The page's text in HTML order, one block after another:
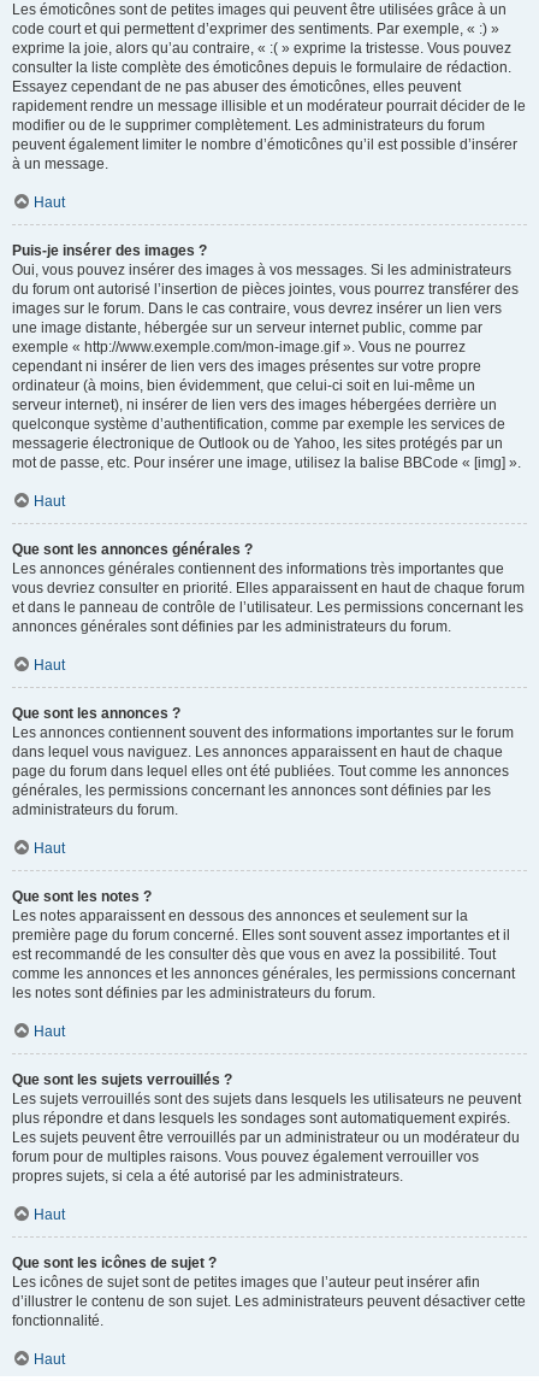
Les émoticônes sont de petites images qui peuvent être utilisées grâce à un
code court et qui permettent d’exprimer des sentiments. Par exemple, « :) »
exprime la joie, alors qu’au contraire, « :( » exprime la tristesse. Vous pouvez
consulter la liste complète des émoticônes depuis le formulaire de rédaction.
Essayez cependant de ne pas abuser des émoticônes, elles peuvent
rapidement rendre un message illisible et un modérateur pourrait décider de le
modifier ou de le supprimer complètement. Les administrateurs du forum
peuvent également limiter le nombre d’émoticônes qu’il est possible d’insérer
à un message.
Haut
Puis-je insérer des images ?
Oui, vous pouvez insérer des images à vos messages. Si les administrateurs
du forum ont autorisé l’insertion de pièces jointes, vous pourrez transférer des
images sur le forum. Dans le cas contraire, vous devrez insérer un lien vers
une image distante, hébergée sur un serveur internet public, comme par
exemple « http://www.exemple.com/mon-image.gif ». Vous ne pourrez
cependant ni insérer de lien vers des images présentes sur votre propre
ordinateur (à moins, bien évidemment, que celui-ci soit en lui-même un
serveur internet), ni insérer de lien vers des images hébergées derrière un
quelconque système d’authentification, comme par exemple les services de
messagerie électronique de Outlook ou de Yahoo, les sites protégés par un
mot de passe, etc. Pour insérer une image, utilisez la balise BBCode « [img] ».
Haut
Que sont les annonces générales ?
Les annonces générales contiennent des informations très importantes que
vous devriez consulter en priorité. Elles apparaissent en haut de chaque forum
et dans le panneau de contrôle de l’utilisateur. Les permissions concernant les
annonces générales sont définies par les administrateurs du forum.
Haut
Que sont les annonces ?
Les annonces contiennent souvent des informations importantes sur le forum
dans lequel vous naviguez. Les annonces apparaissent en haut de chaque
page du forum dans lequel elles ont été publiées. Tout comme les annonces
générales, les permissions concernant les annonces sont définies par les
administrateurs du forum.
Haut
Que sont les notes ?
Les notes apparaissent en dessous des annonces et seulement sur la
première page du forum concerné. Elles sont souvent assez importantes et il
est recommandé de les consulter dès que vous en avez la possibilité. Tout
comme les annonces et les annonces générales, les permissions concernant
les notes sont définies par les administrateurs du forum.
Haut
Que sont les sujets verrouillés ?
Les sujets verrouillés sont des sujets dans lesquels les utilisateurs ne peuvent
plus répondre et dans lesquels les sondages sont automatiquement expirés.
Les sujets peuvent être verrouillés par un administrateur ou un modérateur du
forum pour de multiples raisons. Vous pouvez également verrouiller vos
propres sujets, si cela a été autorisé par les administrateurs.
Haut
Que sont les icônes de sujet ?
Les icônes de sujet sont de petites images que l’auteur peut insérer afin
d’illustrer le contenu de son sujet. Les administrateurs peuvent désactiver cette
fonctionnalité.
Haut